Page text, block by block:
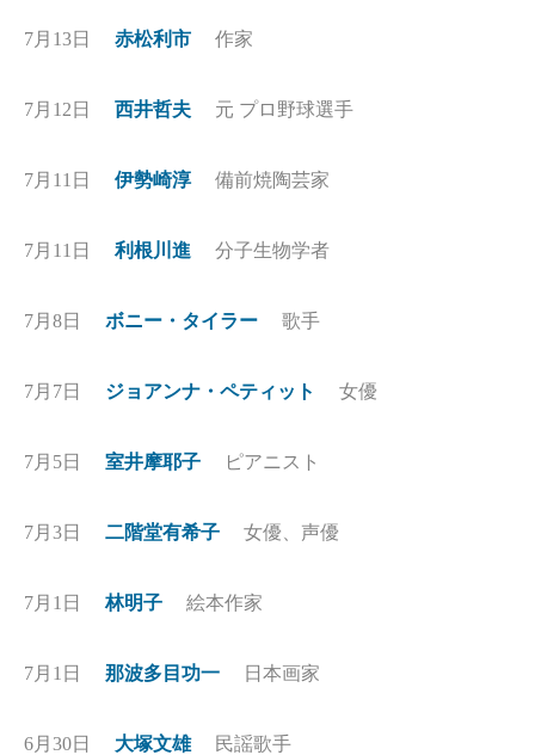
7月13日 赤松利市 作家
7月12日 西井哲夫 元 プロ野球選手
7月11日 伊勢崎淳 備前焼陶芸家
7月11日 利根川進 分子生物学者
7月8日 ボニー・タイラー 歌手
7月7日 ジョアンナ・ペティット 女優
7月5日 室井摩耶子 ピアニスト
7月3日 二階堂有希子 女優、声優
7月1日 林明子 絵本作家
7月1日 那波多目功一 日本画家
6月30日 大塚文雄 民謡歌手